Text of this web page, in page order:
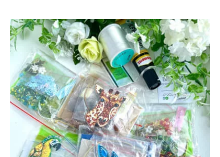
6
июня